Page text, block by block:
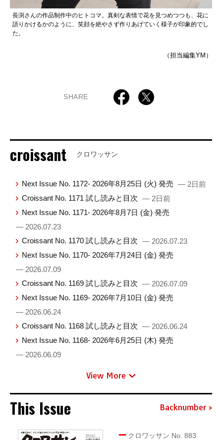
長渕さんの作品制作中のヒトコマ。真剣な表情で花を見つめつつも、花に
語りかけるかのように、笑顔を絶やさず作りあげていく様子が印象的でし
た。
（担当編集YM）
SHARE
croissant クロワッサン
Next Issue No. 1172- 2026年8月25日 (火) 発売 — 2日前
Croissant No. 1171 試し読みと目次 — 2日前
Next Issue No. 1171- 2026年8月7日 (金) 発売
— 2026.07.23
Croissant No. 1170 試し読みと目次 — 2026.07.23
Next Issue No. 1170- 2026年7月24日 (金) 発売
— 2026.07.09
Croissant No. 1169 試し読みと目次 — 2026.07.09
Next Issue No. 1169- 2026年7月10日 (金) 発売
— 2026.06.24
Croissant No. 1168 試し読みと目次 — 2026.06.24
Next Issue No. 1168- 2026年6月25日 (木) 発売
— 2026.06.09
View More
This Issue Backnumber
クロワッサン No. 883